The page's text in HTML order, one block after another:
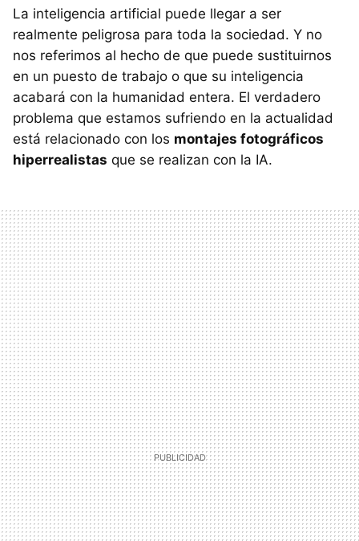
La inteligencia artificial puede llegar a ser
realmente peligrosa para toda la sociedad. Y no
nos referimos al hecho de que puede sustituirnos
en un puesto de trabajo o que su inteligencia
acabará con la humanidad entera. El verdadero
problema que estamos sufriendo en la actualidad
está relacionado con los montajes fotográficos
hiperrealistas que se realizan con la IA.